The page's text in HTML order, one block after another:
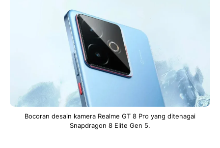
Bocoran desain kamera Realme GT 8 Pro yang ditenagai
Snapdragon 8 Elite Gen 5.